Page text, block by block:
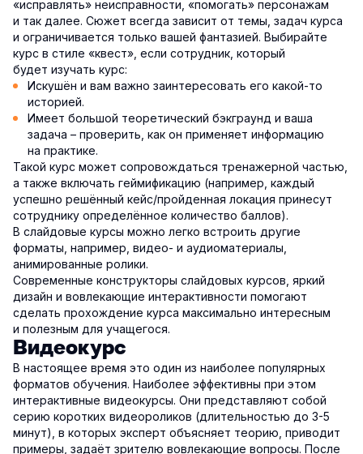
«исправлять» неисправности, «помогать» персонажам
и так далее. Сюжет всегда зависит от темы, задач курса
и ограничивается только вашей фантазией. Выбирайте
курс в стиле «квест», если сотрудник, который
будет изучать курс:
Искушён и вам важно заинтересовать его какой-то
историей.
Имеет большой теоретический бэкграунд и ваша
задача – проверить, как он применяет информацию
на практике.
Такой курс может сопровождаться тренажерной частью,
а также включать геймификацию (например, каждый
успешно решённый кейс/пройденная локация принесут
сотруднику определённое количество баллов).
В слайдовые курсы можно легко встроить другие
форматы, например, видео- и аудиоматериалы,
анимированные ролики.
Современные конструкторы слайдовых курсов, яркий
дизайн и вовлекающие интерактивности помогают
сделать прохождение курса максимально интересным
и полезным для учащегося.
Видеокурс
В настоящее время это один из наиболее популярных
форматов обучения. Наиболее эффективны при этом
интерактивные видеокурсы. Они представляют собой
серию коротких видеороликов (длительностью до 3-5
минут), в которых эксперт объясняет теорию, приводит
примеры, задаёт зрителю вовлекающие вопросы. После